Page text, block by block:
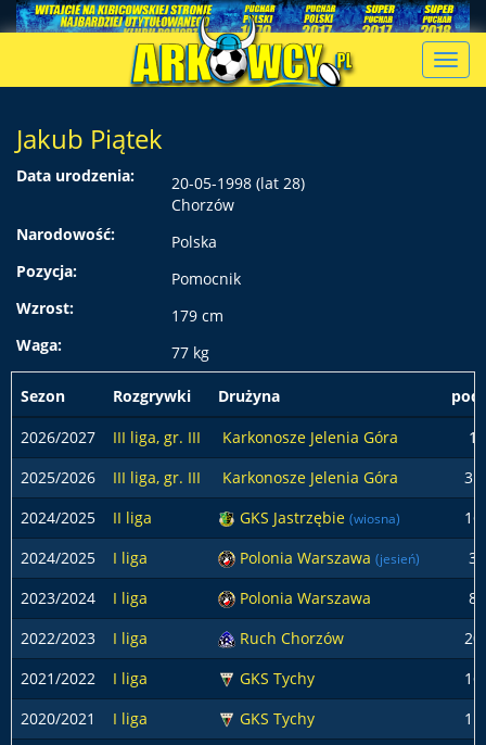
Jakub Piątek
Data urodzenia:
20-05-1998 (lat 28)
Chorzów
Narodowość:
Polska
Pozycja:
Pomocnik
Wzrost:
179 cm
Waga:
77 kg
Sezon Rozgrywki Drużyna
2026/2027
III liga, gr. III Karkonosze Jelenia Góra
1
2025/2026
III liga, gr. III Karkonosze Jelenia Góra
31
2024/2025
II liga GKS Jastrzębie (wiosna)
16
2024/2025
I liga Polonia Warszawa (jesień)
3
2023/2024
I liga Polonia Warszawa
8
2022/2023
I liga Ruch Chorzów
20
2021/2022
I liga GKS Tychy
16
2020/2021
I liga GKS Tychy
11